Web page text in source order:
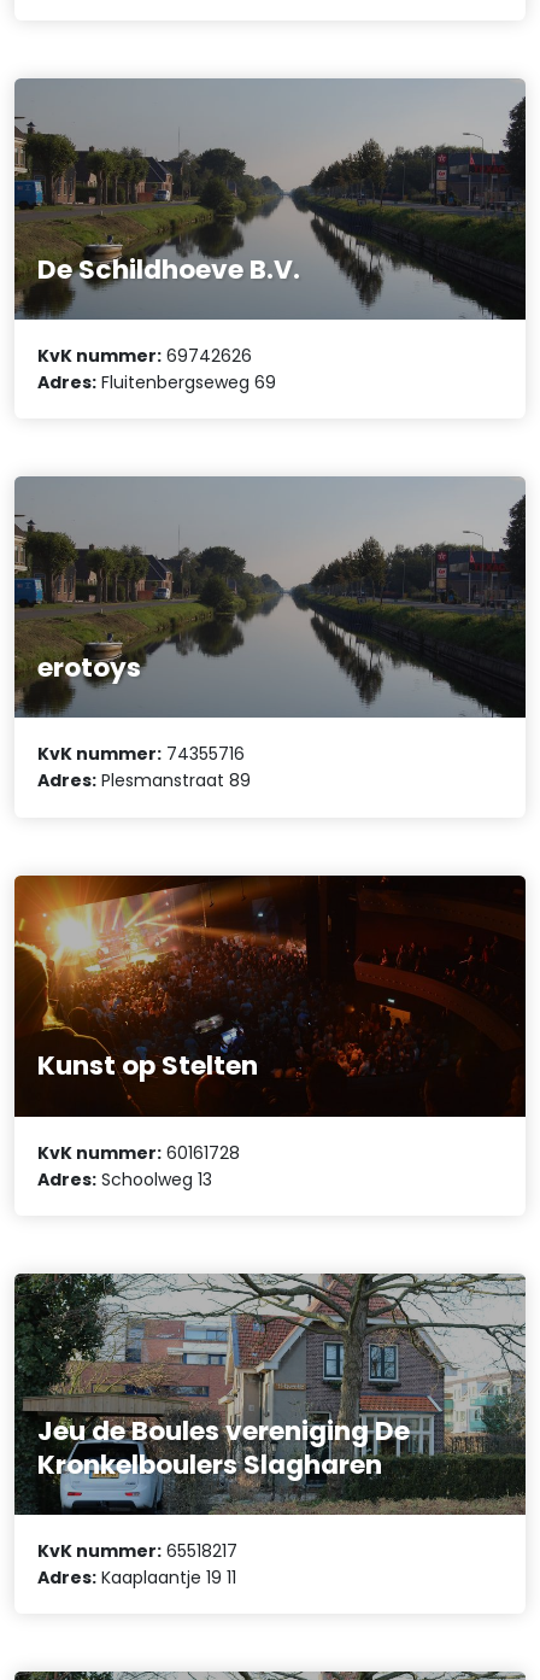
De Schildhoeve B.V.
KvK nummer: 69742626
Adres: Fluitenbergseweg 69
erotoys
KvK nummer: 74355716
Adres: Plesmanstraat 89
Kunst op Stelten
KvK nummer: 60161728
Adres: Schoolweg 13
Jeu de Boules vereniging De
Kronkelboulers Slagharen
KvK nummer: 65518217
Adres: Kaaplaantje 19 11